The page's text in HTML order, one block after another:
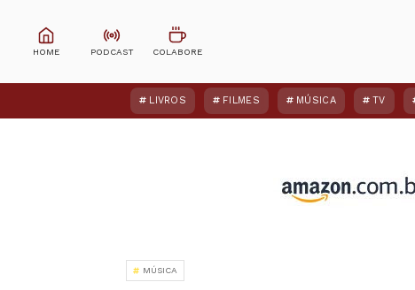
LIVROS FILMES MÚSICA TV
MÚSICA